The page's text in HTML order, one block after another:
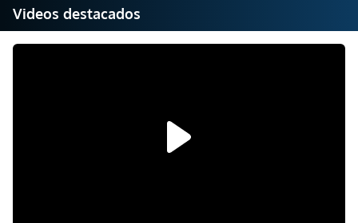
Videos destacados